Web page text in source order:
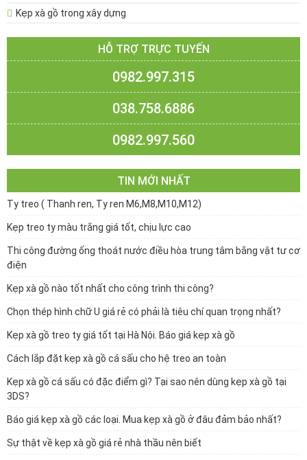
Kẹp xà gồ trong xây dựng
HỖ TRỢ TRỰC TUYẾN
0982.997.315
038.758.6886
0982.997.560
TIN MỚI NHẤT
Ty treo ( Thanh ren, Ty ren M6,M8,M10,M12)
Kẹp treo ty màu trắng giá tốt, chịu lực cao
Thi công đường ống thoát nước điều hòa trung tâm bằng vật tư cơ
điện
Kẹp xà gồ nào tốt nhất cho công trình thi công?
Chọn thép hình chữ U giá rẻ có phải là tiêu chí quan trọng nhất?
Kẹp xà gồ treo ty giá tốt tại Hà Nội. Báo giá kẹp xà gồ
Cách lắp đặt kẹp xà gồ cá sấu cho hệ treo an toàn
Kẹp xà gồ cá sấu có đặc điểm gì? Tại sao nên dùng kẹp xà gồ tại
3DS?
Báo giá kẹp xà gồ các loại. Mua kẹp xà gồ ở đâu đảm bảo nhất?
Sự thật về kẹp xà gồ giá rẻ nhà thầu nên biết